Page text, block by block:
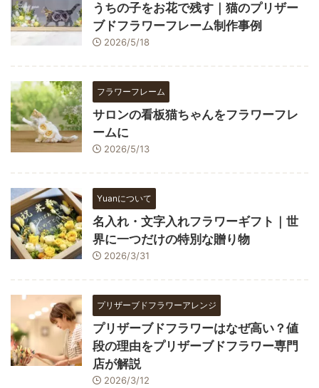
うちの子をお花で残す｜猫のプリザー
ブドフラワーフレーム制作事例
2026/5/18
フラワーフレーム
サロンの看板猫ちゃんをフラワーフレ
ームに
2026/5/13
Yuanについて
名入れ・文字入れフラワーギフト｜世
界に一つだけの特別な贈り物
2026/3/31
プリザーブドフラワーアレンジ
プリザーブドフラワーはなぜ高い？値
段の理由をプリザーブドフラワー専門
店が解説
2026/3/12